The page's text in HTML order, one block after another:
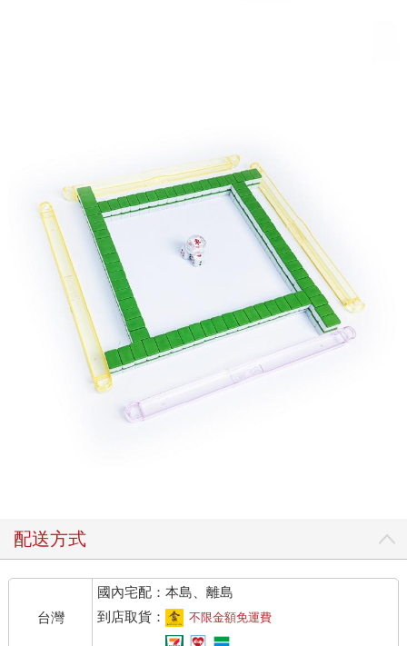
配送方式
台灣
國內宅配：本島、離島
到店取貨：
不限金額免運費